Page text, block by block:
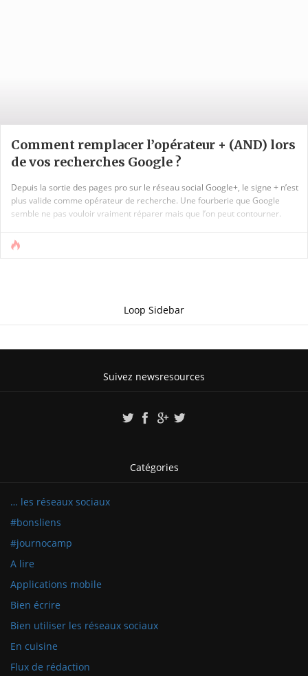
Comment remplacer l’opérateur + (AND) lors
de vos recherches Google ?
Depuis la sortie des pages pro sur le réseau social Google+, le signe + n’est
plus valide comme opérateur de recherche. Une fourberie que Google
semble ne pas vouloir vraiment réparer mais que l’on peut contourner.
Loop Sidebar
Suivez newsresources
Catégories
… les réseaux sociaux
#bonsliens
#journocamp
A lire
Applications mobile
Bien écrire
Bien utiliser les réseaux sociaux
En cuisine
Flux de rédaction